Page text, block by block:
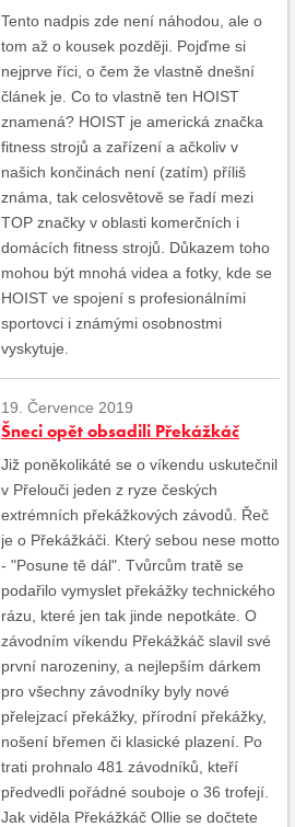
Tento nadpis zde není náhodou, ale o
tom až o kousek později. Pojďme si
nejprve říci, o čem že vlastně dnešní
článek je. Co to vlastně ten HOIST
znamená? HOIST je americká značka
fitness strojů a zařízení a ačkoliv v
našich končinách není (zatím) příliš
známa, tak celosvětově se řadí mezi
TOP značky v oblasti komerčních i
domácích fitness strojů. Důkazem toho
mohou být mnohá videa a fotky, kde se
HOIST ve spojení s profesionálními
sportovci i známými osobnostmi
vyskytuje.
19. Července 2019
Šneci opět obsadili Překážkáč
Již poněkolikáté se o víkendu uskutečnil
v Přelouči jeden z ryze českých
extrémních překážkových závodů. Řeč
je o Překážkáči. Který sebou nese motto
- "Posune tě dál". Tvůrcům tratě se
podařilo vymyslet překážky technického
rázu, které jen tak jinde nepotkáte. O
závodním víkendu Překážkáč slavil své
první narozeniny, a nejlepším dárkem
pro všechny závodníky byly nové
přelejzací překážky, přírodní překážky,
nošení břemen či klasické plazení. Po
trati prohnalo 481 závodníků, kteří
předvedli pořádné souboje o 36 trofejí.
Jak viděla Překážkáč Ollie se dočtete